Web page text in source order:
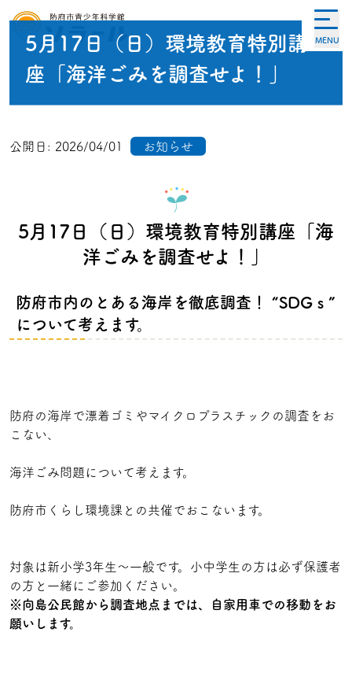
MENU
5月17日（日）環境教育特別講
座「海洋ごみを調査せよ！」
公開日: 2026/04/01 お知らせ
5月17日（日）環境教育特別講座「海
洋ごみを調査せよ！」
防府市内のとある海岸を徹底調査！ “SDGｓ”
について考えます。
防府の海岸で漂着ゴミやマイクロプラスチックの調査をお
こない、
海洋ごみ問題について考えます。
防府市くらし環境課との共催でおこないます。
対象は新小学3年生～一般です。小中学生の方は必ず保護者
の方と一緒にご参加ください。
※向島公民館から調査地点までは、自家用車での移動をお
願いします。